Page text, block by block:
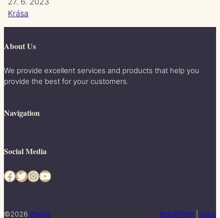
Krása
About Us
We provide excellent services and products that help you
provide the best for your customers.
Navigation
Social Media
Facebook Twitter InstagramYouTube
©2026 Pados WordPress Alara